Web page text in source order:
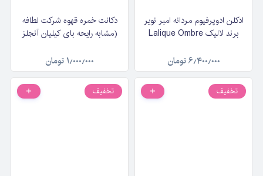
ادکلن ادوپرفیوم مردانه امبر نویر
برند لالیک Lalique Ombre
۶٫۴۰۰٫۰۰۰تومان
دکانت خمره قهوه شرکت لطافه
(مشابه رایحه بای کیلیان آنجلز
Qahwa حجم ۲۰ میلی لیتر۱٫۰۰۰٫۰۰۰ تومان
تخفیف تخفیف